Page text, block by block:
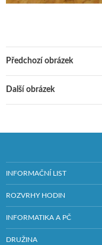
Předchozí obrázek
Další obrázek
INFORMAČNÍ LIST
ROZVRHY HODIN
INFORMATIKA A PČ
DRUŽINA